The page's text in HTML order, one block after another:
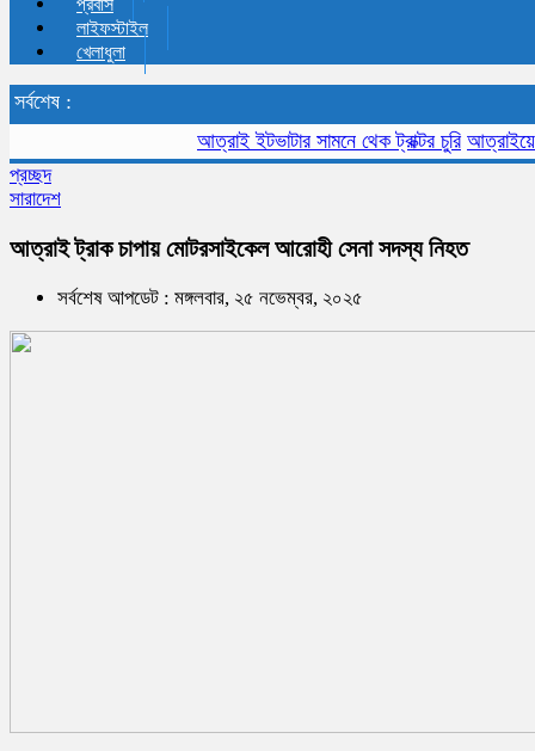
প্রবাস
লাইফস্টাইল
খেলাধুলা
সর্বশেষ :
আত্রাই ইটভাটার সামনে থেক ট্রাক্টর চুরি আত্রাইয়ে
প্রচ্ছদ
সারাদেশ
আত্রাই ট্রাক চাপায় মোটরসাইকেল আরোহী সেনা সদস্য নিহত
সর্বশেষ আপডেট : মঙ্গলবার, ২৫ নভেম্বর, ২০২৫